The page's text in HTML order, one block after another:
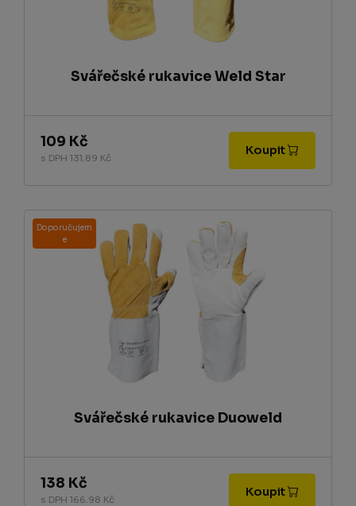
Svářečské rukavice Weld Star
109 Kč
s DPH 131.89 Kč
Koupit
Doporučujem
e
Svářečské rukavice Duoweld
138 Kč
s DPH 166.98 Kč
Koupit